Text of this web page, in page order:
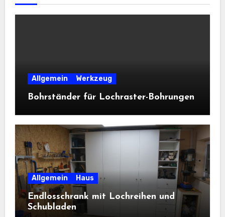
Allgemein Werkzeug
Bohrständer für Lochraster-Bohrungen
Allgemein Haus
Endlosschrank mit Lochreihen und
Schubladen